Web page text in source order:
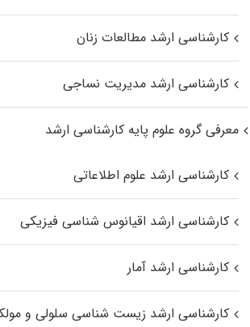
کارشناسی ارشد مطالعات زنان
کارشناسی ارشد مدیریت نساجی
معرفی گروه علوم پایه کارشناسی ارشد
کارشناسی ارشد علوم اطلاعاتی
کارشناسی ارشد اقیانوس‌ شناسی فیزیکی
کارشناسی ارشد آمار
کارشناسی ارشد زیست شناسی سلولی و